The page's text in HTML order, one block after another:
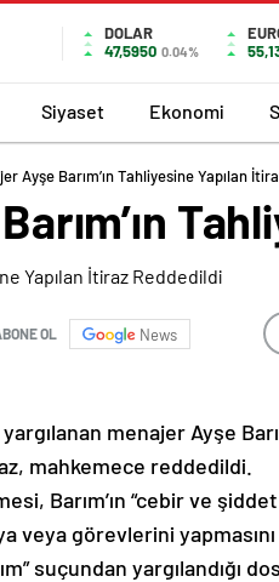
DOLAR
47,5950 0.04%
Siyaset Ekonomi
Ayşe Barım’ın Tahliyesine Yapılan
OL News
yargılanan menajer Ayşe
mahkemece reddedildi.
Barım’ın “cebir ve
veya görevlerini
suçundan yargılandığı